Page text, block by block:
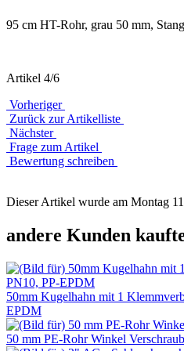
95 cm HT-Rohr, grau 50 mm,
Artikel 4/6
Vorheriger
Zurück zur Artikelliste
Nächster
Frage zum Artikel
Bewertung schreiben
Dieser Artikel wurde am Montag
andere Kunden
50mm Kugelhahn mit 1
EPDM
50 mm PE-Rohr Winkel